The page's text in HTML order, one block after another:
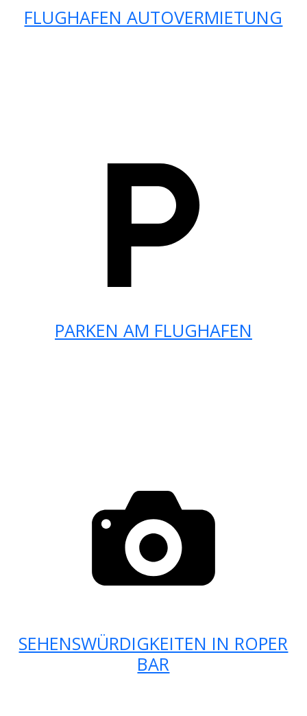
FLUGHAFEN AUTOVERMIETUNG
PARKEN AM FLUGHAFEN
SEHENSWÜRDIGKEITEN IN ROPER
BAR